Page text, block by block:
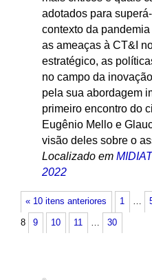
adotados para
contexto da
as ameaças à CT&I
estratégico, as
no campo da
pela sua abordagem
primeiro encontro do
Eugênio Mello e
visão deles sobre o
Localizado em
2022
« 10 itens anteriores 1 …
8 9 10 11 … 30